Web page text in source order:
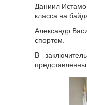
Даниил
класса на
Александр
спортом.
В